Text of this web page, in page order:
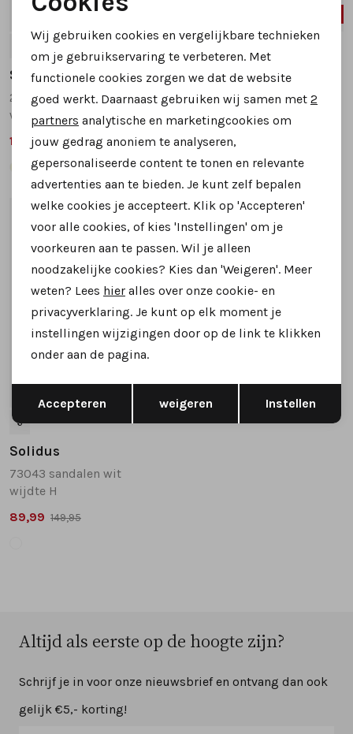
6
Solidus
21104 sandalen beige
wijdte K
139,99 179,95
4.5
Solidus
73500 sandalen grijs
wijdte H
99,99 149,95
6
Solidus
73043 sandalen wit
wijdte H
89,99 149,95
Altijd als eerste op de hoogte zijn?
Schrijf je in voor onze nieuwsbrief en ontvang dan ook
gelijk €5,- korting!
Noodzakelijke cookies
Personalisatie cookies
Analytische cookies
Marketing cookies
Terug Opslaan
Wij gebruiken cookies en vergelijkbare technieken
om je gebruikservaring te verbeteren. Met
functionele cookies zorgen we dat de website
goed werkt. Daarnaast gebruiken wij samen met 2
partners analytische en marketingcookies om
jouw gedrag anoniem te analyseren,
gepersonaliseerde content te tonen en relevante
advertenties aan te bieden. Je kunt zelf bepalen
welke cookies je accepteert. Klik op 'Accepteren'
voor alle cookies, of kies 'Instellingen' om je
voorkeuren aan te passen. Wil je alleen
noodzakelijke cookies? Kies dan 'Weigeren'. Meer
weten? Lees hier alles over onze cookie- en
privacyverklaring. Je kunt op elk moment je
instellingen wijzigingen door op de link te klikken
onder aan de pagina.
Accepteren weigeren Instellen